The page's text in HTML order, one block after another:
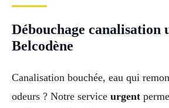
Débouchage canalisation
Belcodène
Canalisation bouchée, eau qui
odeurs ? Notre service urgent